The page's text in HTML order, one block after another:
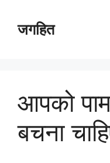
contentजगहित
आपको
बचना